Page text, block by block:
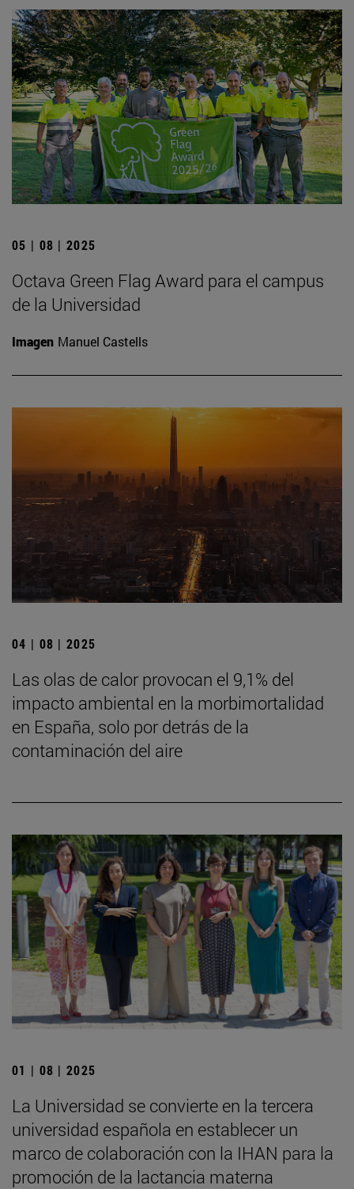
05 | 08 | 2025
Octava Green Flag Award para el campus
de la Universidad
Imagen Manuel Castells
04 | 08 | 2025
Las olas de calor provocan el 9,1% del
impacto ambiental en la morbimortalidad
en España, solo por detrás de la
contaminación del aire
01 | 08 | 2025
La Universidad se convierte en la tercera
universidad española en establecer un
marco de colaboración con la IHAN para la
promoción de la lactancia materna